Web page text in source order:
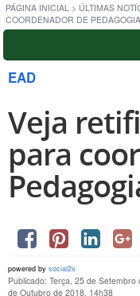
PÁGINA INICIAL > ÚLTIMAS
COORDENADOR DE PEDAGOGIA
EAD
Veja
para
powered by social2s
Publicado: Terça, 25 de
de Outubro de 2018, 14h38